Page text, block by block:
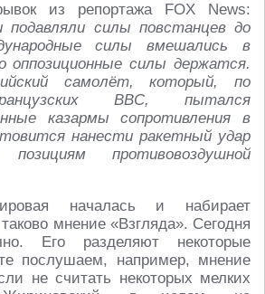
из репортажа FOX News:
подавляли силы повстанцев до
силы вмешались в
оппозиционные силы держатся.
самолёт, который, по
ВВС, пытался
казармы сопротивления в
нанести ракетный удар
противовоздушной
началась и набирает
мнение «Взгляда». Сегодня
Его разделяют некоторые
послушаем, например, мнение
не считать некоторых мелких